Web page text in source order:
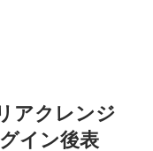
アクレンジ
イン後表